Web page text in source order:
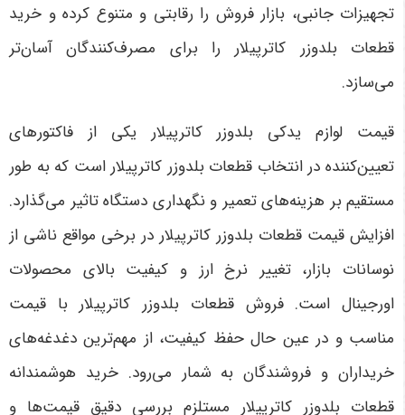
تجهیزات جانبی، بازار فروش را رقابتی و متنوع کرده و خرید
قطعات بلدوزر کاترپیلار را برای مصرف‌کنندگان آسان‌تر
می‌سازد.
قیمت لوازم یدکی بلدوزر کاترپیلار یکی از فاکتورهای
تعیین‌کننده در انتخاب قطعات بلدوزر کاترپیلار است که به طور
مستقیم بر هزینه‌های تعمیر و نگهداری دستگاه تاثیر می‌گذارد.
افزایش قیمت قطعات بلدوزر کاترپیلار در برخی مواقع ناشی از
نوسانات بازار، تغییر نرخ ارز و کیفیت بالای محصولات
اورجینال است. فروش قطعات بلدوزر کاترپیلار با قیمت
مناسب و در عین حال حفظ کیفیت، از مهم‌ترین دغدغه‌های
خریداران و فروشندگان به شمار می‌رود. خرید هوشمندانه
قطعات بلدوزر کاترپیلار مستلزم بررسی دقیق قیمت‌ها و